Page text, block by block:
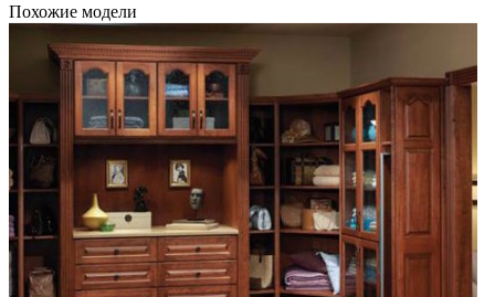
Похожие модели